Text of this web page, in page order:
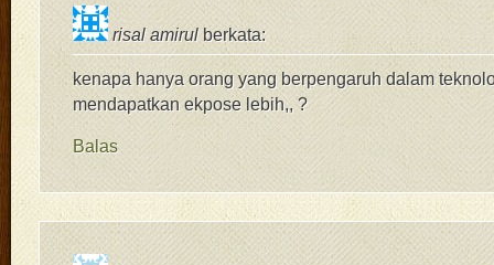
risal amirul berkata:
kenapa hanya orang yang berpengaruh dalam
mendapatkan ekpose lebih,, ?
Balas